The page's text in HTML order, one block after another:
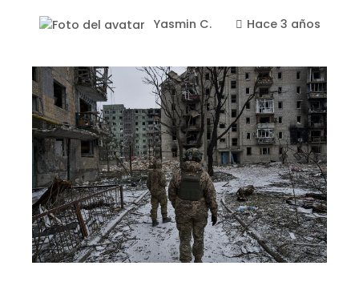
Yasmin C. Hace 3 años